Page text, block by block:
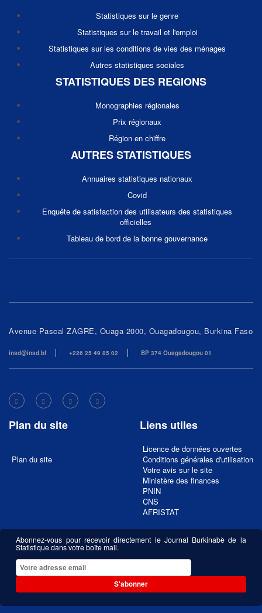
Statistiques sur le genre
Statistiques sur le travail et l'emploi
Statistiques sur les conditions de vies des ménages
Autres statistiques sociales
STATISTIQUES DES REGIONS
Monographies régionales
Prix régionaux
Région en chiffre
AUTRES STATISTIQUES
Annuaires statistiques nationaux
Covid
Enquête de satisfaction des utilisateurs des statistiques
officielles
Tableau de bord de la bonne gouvernance
Avenue Pascal ZAGRE, Ouaga 2000, Ouagadougou, Burkina Faso
insd@insd.bf +226 25 49 85 02 BP 374 Ouagadougou 01
Plan du site
Plan du site
Liens utiles
Licence de données ouvertes
Conditions générales d'utilisation
Votre avis sur le site
Ministère des finances
PNIN
CNS
AFRISTAT
Abonnez-vous pour recevoir directement le Journal Burkinabè de la
Statistique dans votre boîte mail.
S'abonner